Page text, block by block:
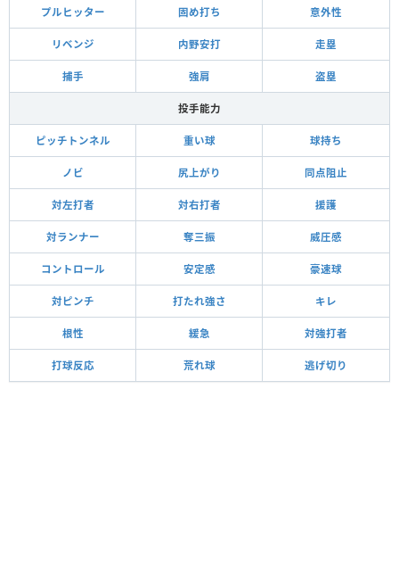
プルヒッター 固め打ち 意外性
リベンジ 内野安打 走塁
捕手 強肩 盗塁
投手能力
ピッチトンネル 重い球 球持ち
ノビ 尻上がり 同点阻止
対左打者 対右打者 援護
対ランナー 奪三振 威圧感
コントロール 安定感 豪速球
対ピンチ 打たれ強さ キレ
根性 緩急 対強打者
打球反応 荒れ球 逃げ切り